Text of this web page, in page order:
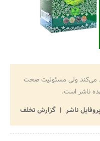
می‌کند ولی مسئولیت صحت
ناشر است.
پروفایل ناشر
گزارش تخلف